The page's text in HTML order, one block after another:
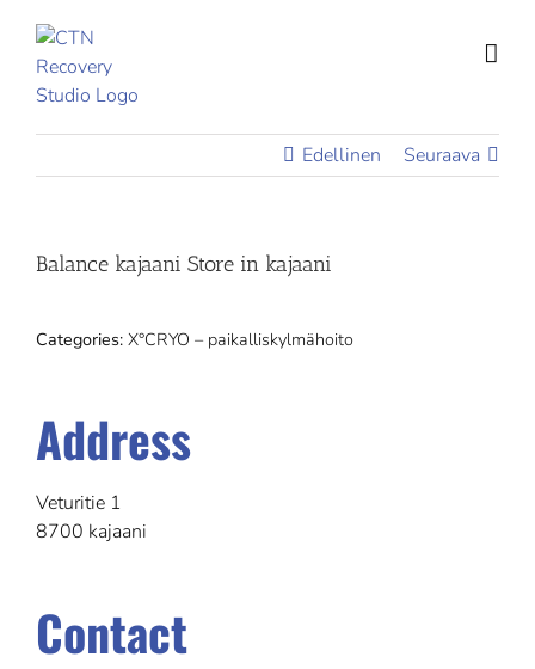
content
Edellinen Seuraava
Balance kajaani Store in kajaani
Categories: X°CRYO – paikalliskylmähoito
Address
Veturitie 1
8700 kajaani
Contact